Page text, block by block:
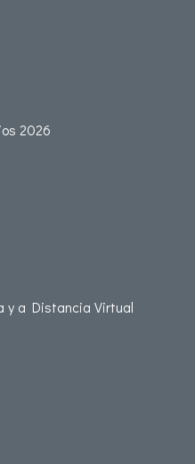
2026
y a Distancia Virtual